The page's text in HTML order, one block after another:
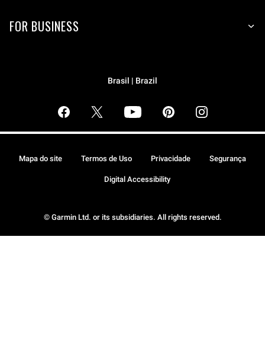
FOR BUSINESS
Brasil | Brazil
© Garmin Ltd. or its subsidiaries. All rights reserved.
Mapa do site Termos de Uso Privacidade Segurança
Digital Accessibility